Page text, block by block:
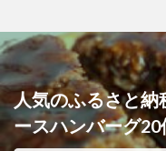
人気のふるさと
ースハンバーグ20